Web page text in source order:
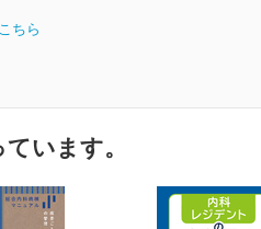
こちら
います。